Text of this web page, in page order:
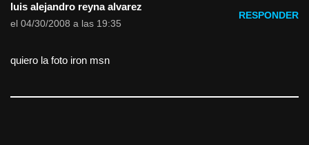
luis alejandro reyna alvarez
el 04/30/2008 a las 19:35
RESPONDER
quiero la foto iron msn